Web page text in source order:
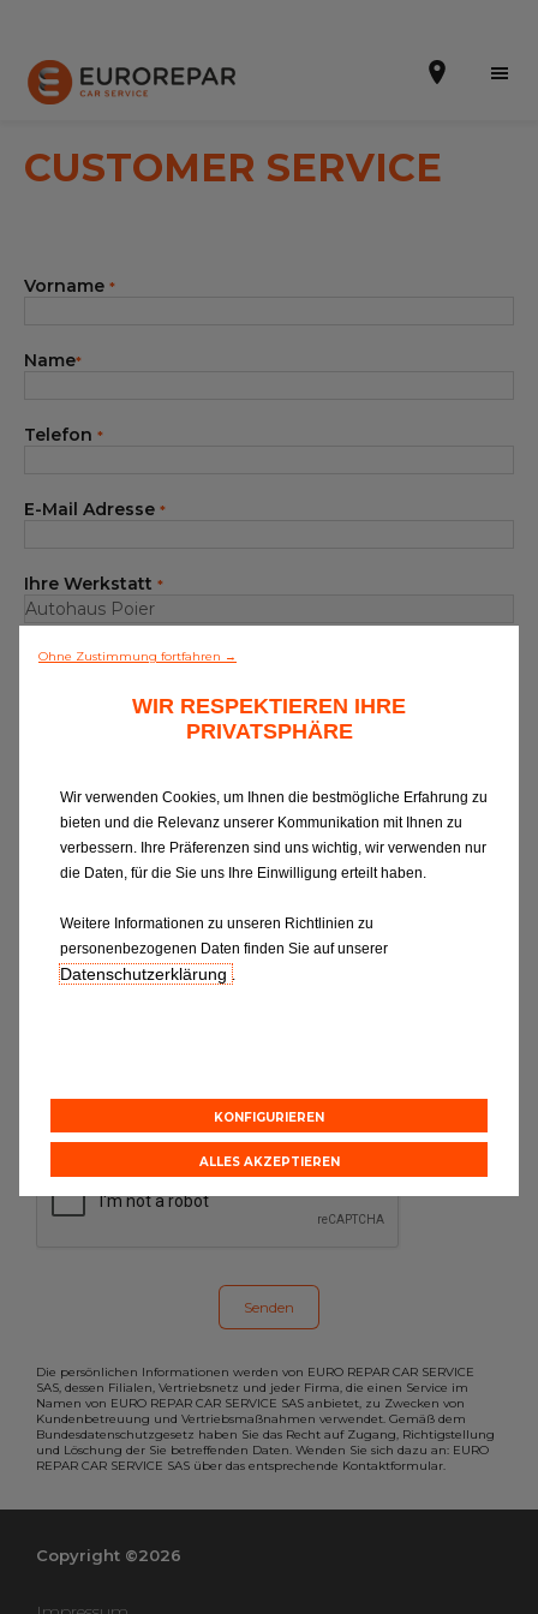
Die Marke
Dem Netz beitreten
Kontakt
Alle Werkstätten
Dem Netz beitreten
CUSTOMER SERVICE
möchten, dann füllen Sie bitte das
Vorname *
Name*
Telefon *
E-Mail Adresse *
Ihre Werkstatt *
Empfänger
Betreff Ihrer Nachricht*
Ihre Nachricht
Die persönlichen Informationen werden von EURO REPAR CAR SERVICE
SAS, dessen Filialen, Vertriebsnetz und jeder Firma, die einen Service im
Namen von EURO REPAR CAR SERVICE SAS anbietet, zu Zwecken von
Kundenbetreuung und Vertriebsmaßnahmen verwendet. Gemäß dem
Bundesdatenschutzgesetz haben Sie das Recht auf Zugang, Richtigstellung
und Löschung der Sie betreffenden Daten. Wenden Sie sich dazu an: EURO
REPAR CAR SERVICE SAS über das entsprechende Kontaktformular.
Copyright ©2026
Ohne Zustimmung fortfahren →
WIR RESPEKTIEREN IHRE
PRIVATSPHÄRE
Wir verwenden Cookies, um Ihnen die bestmögliche Erfahrung zu
bieten und die Relevanz unserer Kommunikation mit Ihnen zu
verbessern. Ihre Präferenzen sind uns wichtig, wir verwenden nur
die Daten, für die Sie uns Ihre Einwilligung erteilt haben.
Weitere Informationen zu unseren Richtlinien zu
personenbezogenen Daten finden Sie auf unserer
Datenschutzerklärung .
KONFIGURIEREN
ALLES AKZEPTIEREN